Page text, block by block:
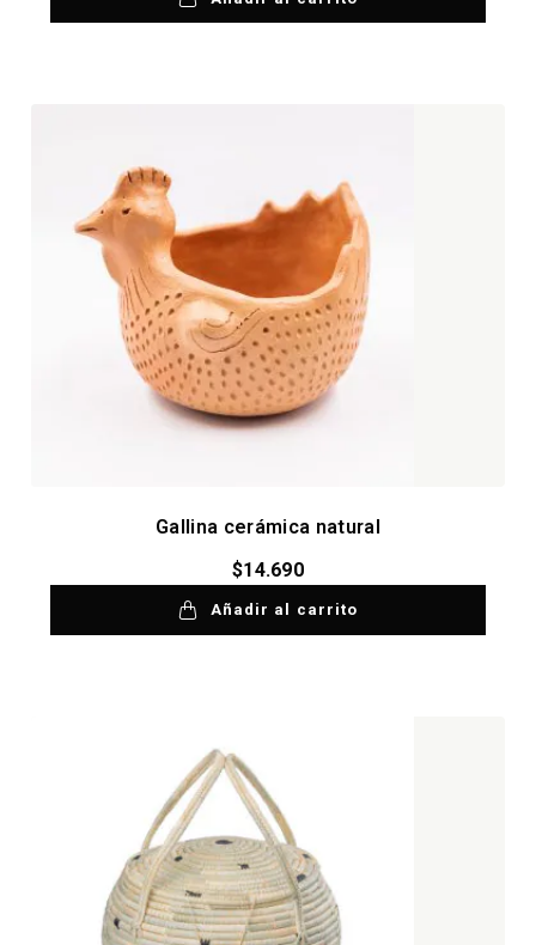
Gallina cerámica natural
$14.690
Añadir al carrito